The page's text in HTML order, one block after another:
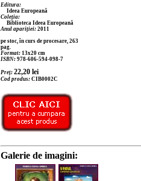
Editura:
Ideea Europeană
Coleția:
Biblioteca Ideea Europeană
Anul apariției: 2011
pe stoc, în curs de procesare, 263
pag.
Format: 13x20 cm
ISBN: 978-606-594-098-7
Preț: 22,20 lei
Cod produs: CIB0002C
Galerie de imagini: